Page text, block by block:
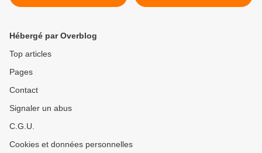
- Saint-Victor-sur-Ouche -
Brochon - ANNULE >
Hébergé par Overblog
Top articles
Pages
Contact
Signaler un abus
C.G.U.
Cookies et données personnelles